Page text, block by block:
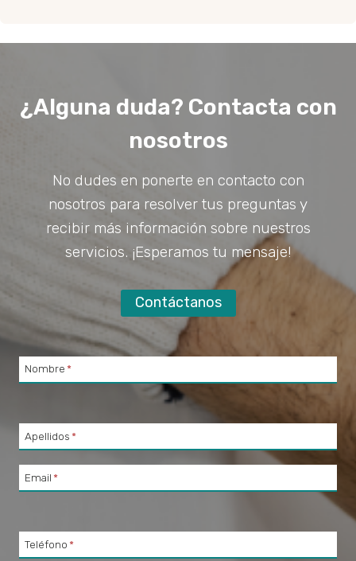
¿Alguna duda? Contacta con
nosotros
No dudes en ponerte en contacto con
nosotros para resolver tus preguntas y
recibir más información sobre nuestros
servicios. ¡Esperamos tu mensaje!
Contáctanos
Nombre *
Apellidos *
Email *
Teléfono *